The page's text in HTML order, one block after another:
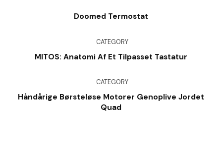
Doomed Termostat
CATEGORY
MITOS: Anatomi Af Et Tilpasset Tastatur
CATEGORY
Håndårige Børsteløse Motorer Genoplive Jordet
Quad